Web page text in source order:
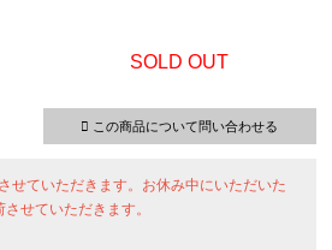
SOLD OUT
この商品について問い合わせる
せていただきます。お休み中にいただいた
せていただきます。